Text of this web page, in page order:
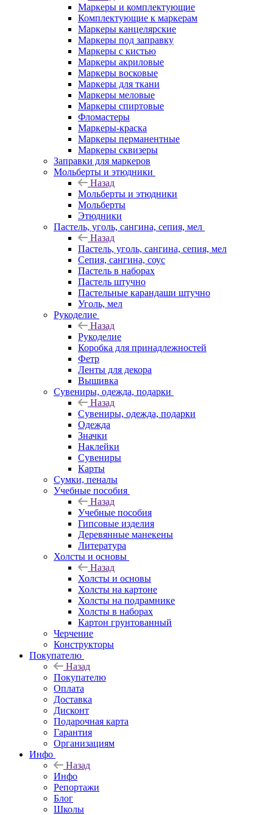
Маркеры и комплектующие
Комплектующие к маркерам
Маркеры канцелярские
Маркеры под заправку
Маркеры с кистью
Маркеры акриловые
Маркеры восковые
Маркеры для ткани
Маркеры меловые
Маркеры спиртовые
Фломастеры
Маркеры-краска
Маркеры перманентные
Маркеры сквизеры
Заправки для маркеров
Мольберты и этюдники
Назад
Мольберты и этюдники
Мольберты
Этюдники
Пастель, уголь, сангина, сепия, мел
Назад
Пастель, уголь, сангина, сепия, мел
Сепия, сангина, соус
Пастель в наборах
Пастель штучно
Пастельные карандаши штучно
Уголь, мел
Рукоделие
Назад
Рукоделие
Коробка для принадлежностей
Фетр
Ленты для декора
Вышивка
Сувениры, одежда, подарки
Назад
Сувениры, одежда, подарки
Одежда
Значки
Наклейки
Сувениры
Карты
Сумки, пеналы
Учебные пособия
Назад
Учебные пособия
Гипсовые изделия
Деревянные манекены
Литература
Холсты и основы
Назад
Холсты и основы
Холсты на картоне
Холсты на подрамнике
Холсты в наборах
Картон грунтованный
Черчение
Конструкторы
Покупателю
Назад
Покупателю
Оплата
Доставка
Дисконт
Подарочная карта
Гарантия
Организациям
Инфо
Назад
Инфо
Репортажи
Блог
Школы